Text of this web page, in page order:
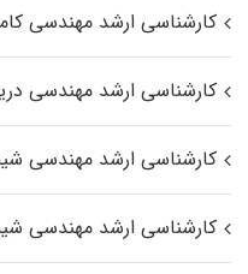
کارشناسی ارشد مهندسی
کارشناسی ارشد مهندسی
کارشناسی ارشد مهندسی
کارشناسی ارشد مهندسی